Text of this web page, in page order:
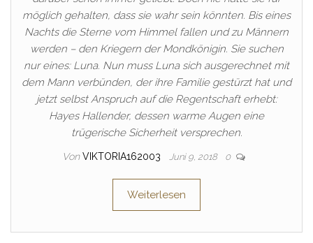
möglich gehalten, dass sie wahr sein könnten. Bis eines
Nachts die Sterne vom Himmel fallen und zu Männern
werden – den Kriegern der Mondkönigin. Sie suchen
nur eines: Luna. Nun muss Luna sich ausgerechnet mit
dem Mann verbünden, der ihre Familie gestürzt hat und
jetzt selbst Anspruch auf die Regentschaft erhebt:
Hayes Hallender, dessen warme Augen eine
trügerische Sicherheit versprechen.
Von VIKTORIA162003 Juni 9, 2018 0
Weiterlesen